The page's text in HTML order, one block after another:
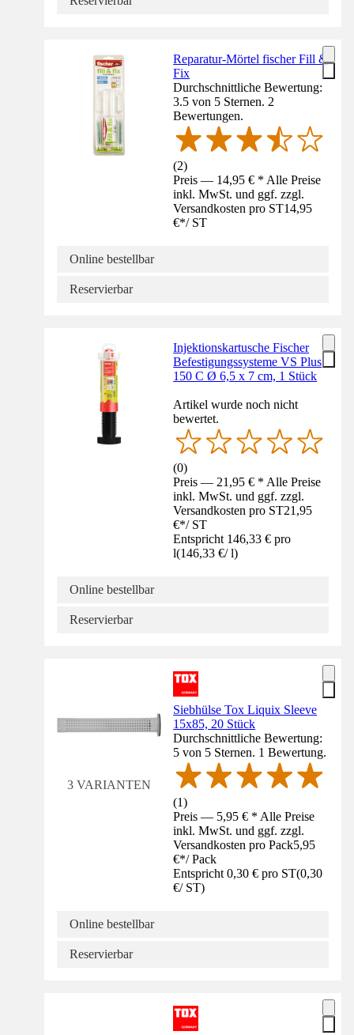
Reparatur-Mörtel fischer Fill &
Fix
Durchschnittliche Bewertung:
3.5 von 5 Sternen. 2
Bewertungen.
(2)
Preis — 14,95 € * Alle Preise
inkl. MwSt. und ggf. zzgl.
Versandkosten pro ST14,95
€*/ ST
Online bestellbar
Reservierbar
Injektionskartusche Fischer
Befestigungssysteme VS Plus
150 C Ø 6,5 x 7 cm, 1 Stück
Artikel wurde noch nicht
bewertet.
(0)
Preis — 21,95 € * Alle Preise
inkl. MwSt. und ggf. zzgl.
Versandkosten pro ST21,95
€*/ ST
Entspricht 146,33 € pro
l(146,33 €/ l)
Online bestellbar
Reservierbar
3 VARIANTEN
Siebhülse Tox Liquix Sleeve
15x85, 20 Stück
Durchschnittliche Bewertung:
5 von 5 Sternen. 1 Bewertung.
(1)
Preis — 5,95 € * Alle Preise
inkl. MwSt. und ggf. zzgl.
Versandkosten pro Pack5,95
€*/ Pack
Entspricht 0,30 € pro ST(0,30
€/ ST)
Online bestellbar
Reservierbar